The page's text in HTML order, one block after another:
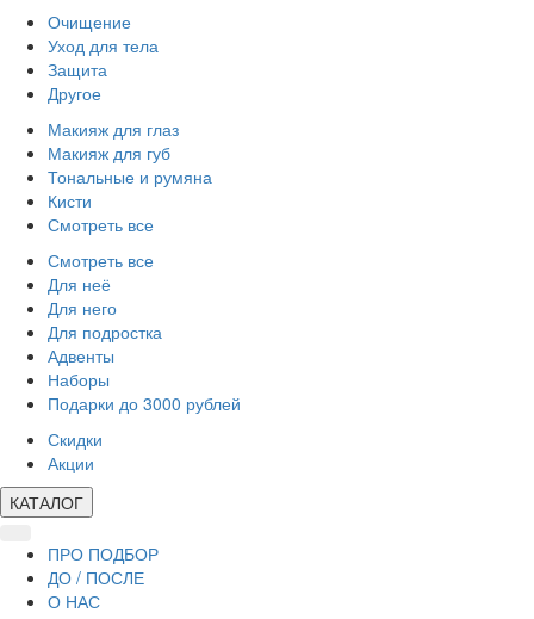
Очищение
Уход для тела
Защита
Другое
Макияж для глаз
Макияж для губ
Тональные и румяна
Кисти
Смотреть все
Смотреть все
Для неё
Для него
Для подростка
Адвенты
Наборы
Подарки до 3000 рублей
Скидки
Акции
КАТАЛОГ
ПРО ПОДБОР
ДО / ПОСЛЕ
О НАС